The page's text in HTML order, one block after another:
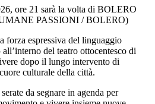
ore 21 sarà la volta di BOLERO
PASSIONI / BOLERO)
forza espressiva del linguaggio
del teatro ottocentesco di
dopo il lungo intervento di
culturale della città.
da segnare in agenda per